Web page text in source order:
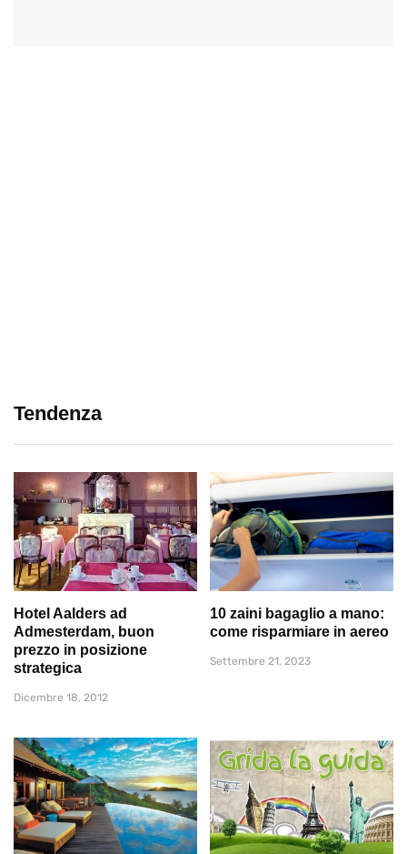
Tendenza
Hotel Aalders ad
Admesterdam, buon
prezzo in posizione
strategica
Dicembre 18, 2012
10 zaini bagaglio a mano:
come risparmiare in aereo
Settembre 21, 2023